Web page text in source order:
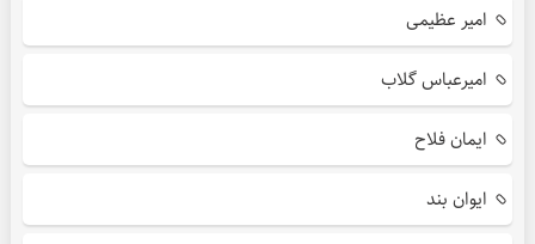
امیر عظیمی
امیرعباس گلاب
ایمان فلاح
ایوان بند